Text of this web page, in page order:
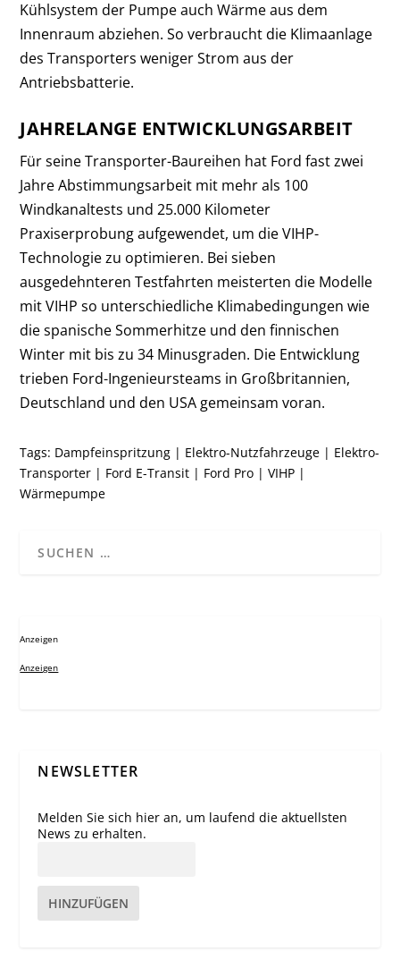
Kühlsystem der Pumpe auch Wärme aus dem
Innenraum abziehen. So verbraucht die Klimaanlage
des Transporters weniger Strom aus der
Antriebsbatterie.
JAHRELANGE ENTWICKLUNGSARBEIT
Für seine Transporter-Baureihen hat Ford fast zwei
Jahre Abstimmungsarbeit mit mehr als 100
Windkanaltests und 25.000 Kilometer
Praxiserprobung aufgewendet, um die VIHP-
Technologie zu optimieren. Bei sieben
ausgedehnteren Testfahrten meisterten die Modelle
mit VIHP so unterschiedliche Klimabedingungen wie
die spanische Sommerhitze und den finnischen
Winter mit bis zu 34 Minusgraden. Die Entwicklung
trieben Ford-Ingenieursteams in Großbritannien,
Deutschland und den USA gemeinsam voran.
Tags: Dampfeinspritzung | Elektro-Nutzfahrzeuge | Elektro-
Transporter | Ford E-Transit | Ford Pro |VIHP |
Wärmepumpe
Anzeigen
Anzeigen
NEWSLETTER
Melden Sie sich hier an, um laufend die aktuellsten
News zu erhalten.
HINZUFÜGEN